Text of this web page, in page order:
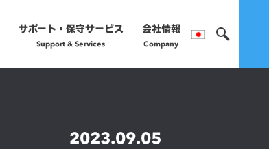
サポート・保守サービス
Support & Services
会社情報
Company
2023.09.05